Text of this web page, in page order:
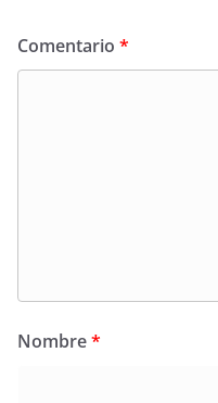
Comentario *
Nombre*